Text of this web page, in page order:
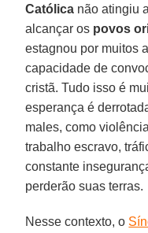
Católica não atingiu
alcançar os povos
estagnou por muitos
capacidade de
cristã. Tudo isso é
esperança é
males, como
trabalho escravo,
constante
perderão suas terras.
Nesse contexto, o